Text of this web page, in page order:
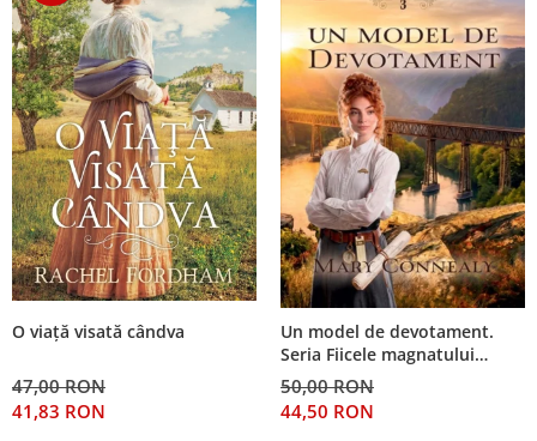
O viață visată cândva
47,00 RON
41,83 RON
Un model de devotament.
Seria Fiicele magnatului
forestier 3
50,00 RON
44,50 RON